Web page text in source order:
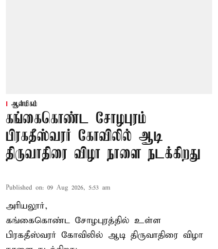
ஆன்மிகம்
கங்கைகொண்ட சோழபுரம்
பிரகதீஸ்வரர் கோவிலில் ஆடி
திருவாதிரை விழா நாளை நடக்கிறது
Published on: 09 Aug 2026, 5:53 am
அரியலூர்,
கங்கைகொண்ட சோழபுரத்தில் உள்ள
பிரகதீஸ்வரர் கோவிலில் ஆடி திருவாதிரை விழா